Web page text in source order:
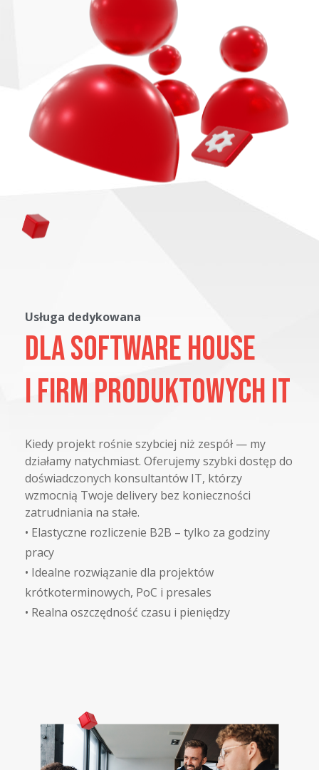
Usługa dedykowana
Dla Software House
i firm produktowych IT
Kiedy projekt rośnie szybciej niż zespół — my
działamy natychmiast. Oferujemy szybki dostęp do
doświadczonych konsultantów IT, którzy
wzmocnią Twoje delivery bez konieczności
zatrudniania na stałe.
• Elastyczne rozliczenie B2B – tylko za godziny
pracy
• Idealne rozwiązanie dla projektów
krótkoterminowych, PoC i presales
• Realna oszczędność czasu i pieniędzy